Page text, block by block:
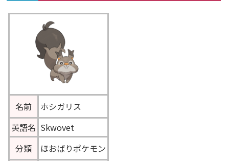
名前
ホシガリス
英語名 Skwovet
分類
ほおばりポケモン